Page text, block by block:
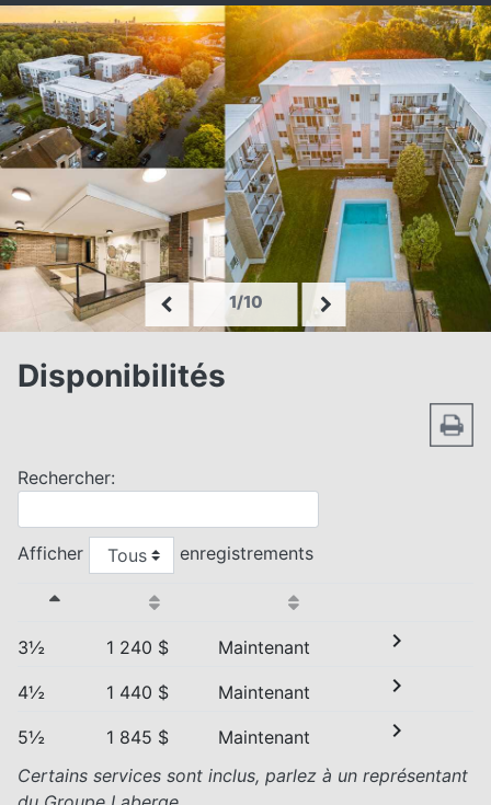
1/10
Disponibilités
Rechercher:
Afficher enregistrements
3½ 1 240 $ Maintenant chevron_right
4½ 1 440 $ Maintenant chevron_right
5½ 1 845 $ Maintenant chevron_right
Certains services sont inclus, parlez à un représentant